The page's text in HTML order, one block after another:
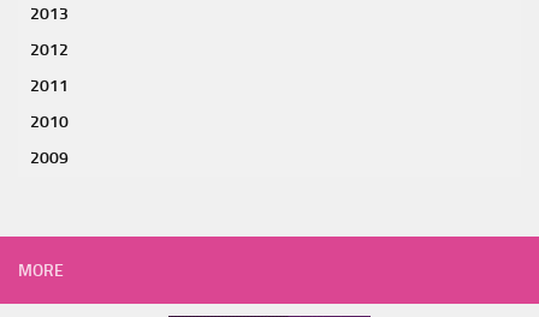
2013
2012
2011
2010
2009
MORE